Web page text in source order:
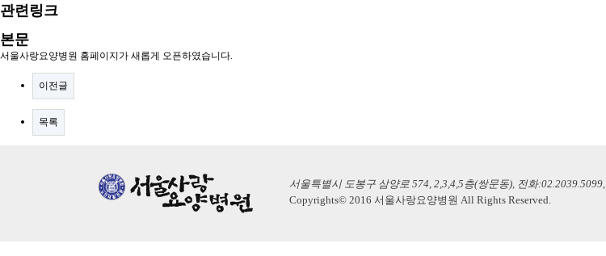
관련링크
본문
서울사랑요양병원 홈페이지가 새롭게 오픈하였습니다.
이전글
목록
서울특별시 도봉구 삼양로 574, 2,3,4,5층(쌍문동), 전화:02.2039.5099,
Copyrights© 2016 서울사랑요양병원 All Rights Reserved.